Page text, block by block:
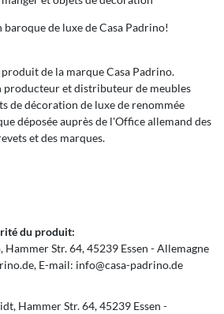
de luxe de Casa Padrino!
de la marque Casa Padrino.
producteur et distributeur de meubles
de décoration de luxe de renommée
déposée auprès de l'Office allemand des
et des marques.
du produit:
Hammer Str.64 45239 Essen
Allemagne
E-mail: info@casa-padrino.de
Hammer Str.64 45239 Essen